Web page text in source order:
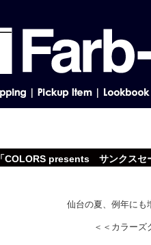
「COLORS presents サンクスセ
仙台の夏、例年にも
＜＜カラーズ